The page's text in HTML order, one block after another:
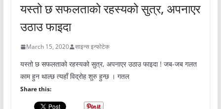
यस्तो छ सफलताको रहस्यको सुत्र, अपनाएर
उठाउ फाइदा
March 15, 2020 साइन्स इन्फोटेक
यस्तो छ सफलताको रहस्यको सुत्र, अपनाएर उठाउ फाइदा ! जब-जब गलत
काम हुन थाल्छ त्यहाँ विद्रोह शुरु हुन्छ । गतल
Share this: